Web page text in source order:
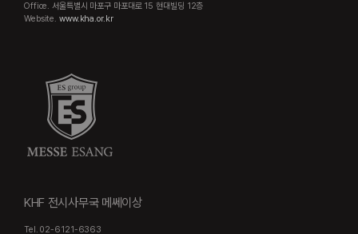
Office. 서울특별시 마포구 마포대로 15 현대빌딩 12층
Website.www.kha.or.kr
KHF 전시사무국 메쎄이상
Tel. 02-6121-6363